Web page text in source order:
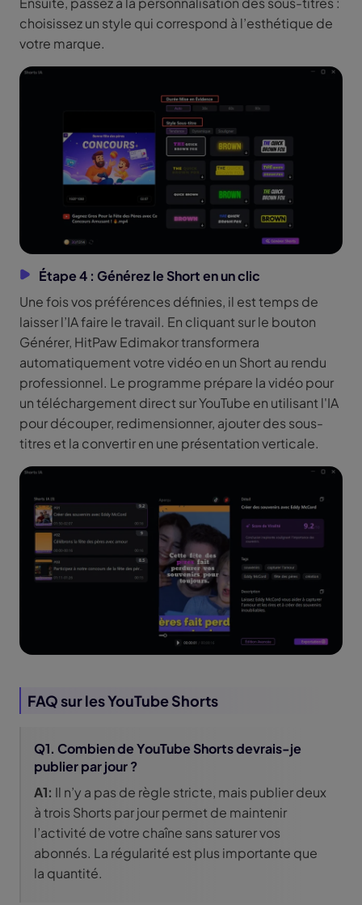
choisissez un style qui correspond à l’esthétique de
votre marque.
Étape 4 : Générez le Short en un clic
Une fois vos préférences définies, il est temps de
laisser l’IA faire le travail. En cliquant sur le bouton
Générer, HitPaw Edimakor transformera
automatiquement votre vidéo en un Short au rendu
professionnel. Le programme prépare la vidéo pour
un téléchargement direct sur YouTube en utilisant l'IA
pour découper, redimensionner, ajouter des sous-
titres et la convertir en une présentation verticale.
FAQ sur les YouTube Shorts
Q1. Combien de YouTube Shorts devrais-je
publier par jour ?
A1: Il n’y a pas de règle stricte, mais publier deux
à trois Shorts par jour permet de maintenir
l’activité de votre chaîne sans saturer vos
abonnés. La régularité est plus importante que
la quantité.